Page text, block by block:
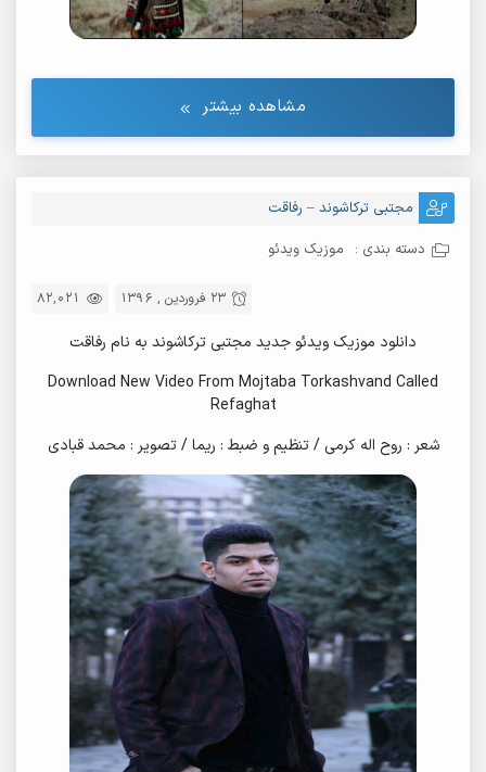
مشاهده بیشتر
مجتبی ترکاشوند – رفاقت
دسته بندی : موزیک ویدئو
82,021 23 فروردین , 1396
دانلود موزیک ویدئو جدید مجتبی ترکاشوند به نام رفاقت
Download New Video From Mojtaba Torkashvand Called
Refaghat
شعر : روح اله کرمی / تنظیم و ضبط : ریما / تصویر : محمد قبادی